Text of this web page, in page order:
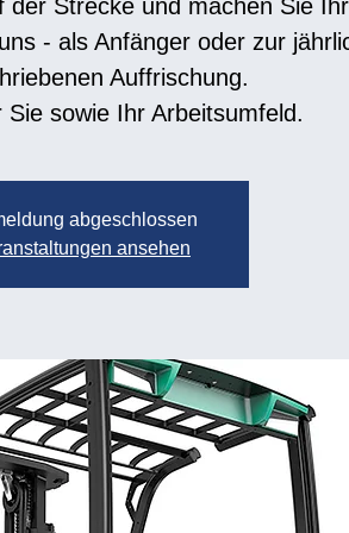
der Strecke und machen Sie
- als Anfänger oder zur
Auffrischung.
abgeschlossen
ansehen